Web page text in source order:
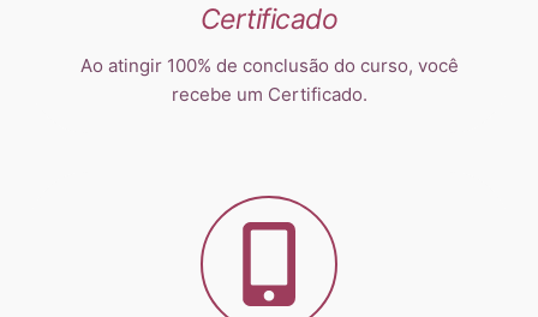
Certificado
Ao atingir 100% de conclusão do curso, você
recebe um Certificado.